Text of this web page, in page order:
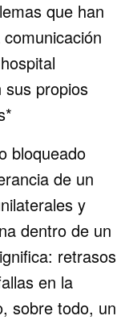
que han
sus propios
bloqueado
de un
y
dentro de un
retrasos
en la
sobre todo, un